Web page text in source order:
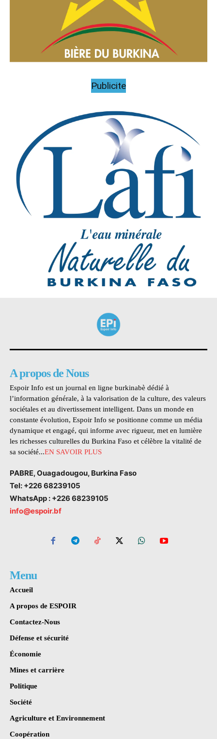
Publicite
A propos de Nous
Espoir Info est un journal en ligne burkinabè dédié à
l’information générale, à la valorisation de la culture, des valeurs
sociétales et au divertissement intelligent. Dans un monde en
constante évolution, Espoir Info se positionne comme un média
dynamique et engagé, qui informe avec rigueur, met en lumière
les richesses culturelles du Burkina Faso et célèbre la vitalité de
sa société...EN SAVOIR PLUS
PABRE, Ouagadougou, Burkina Faso
Tel: +226 68239105
WhatsApp : +226 68239105
info@espoir.bf
Menu
Accueil
A propos de ESPOIR
Contactez-Nous
Défense et sécurité
Économie
Mines et carrière
Politique
Société
Agriculture et Environnement
Coopération